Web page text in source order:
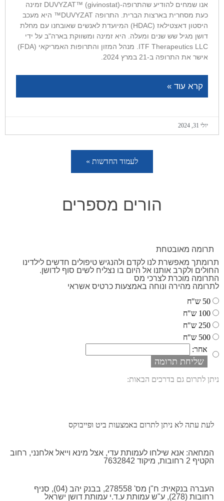
אנו שמחים להודיע שהתרופה-DUVYZAT™ (givinostat) זמינה
כעת מסחרית בארצות הברית. התרופה DUVYZAT™ היא מעכב
היסטון דאצטילאז (HDAC) המיועדת לאנשים שאובחנו עם מחלת
דושן מגיל שש שנים ומעלה. היא זמינה ומשווקת בארה"ב על ידי
ITF Therapeutics LLC. מנהל המזון והתרופות האמריקאי (FDA)
אישר את התרופה ב-21 במרץ 2024.
קרא עוד »
יולי 31, 2024
לעמוד החדשות »
הורים מספרים
תרומה מאובטחת
תרומתך מאפשרת לנו לקדם ולהנגיש טיפולים חדשים לילדינו
החולים ולקרב אותנו אל היום בו נצליח לשים סוף לדושן.
התרומה מוכרת לצרכי מס
לתרומה מהירה ונוחה באמצעות כרטיס אשראי
50 ש"ח
100 ש"ח
250 ש"ח
500 ש"ח
אחר:
ניתן לתרום גם בדרכים הבאות:
לעת עתה לא ניתן לתרום באמצעות ביט ופייבוקס
המחאה: אנא שילחו לעמותת עדי, אצל מינא וייאל אלחנני, רחוב
הקטיף 2 רחובות, מיקוד 7632842
העברה בנקאית: ח"ן מס' 278558, בבנק יהב (04), סניף
רחובות (278), ע"ש עמותת ע.ד.י עמותת דושן ישראל